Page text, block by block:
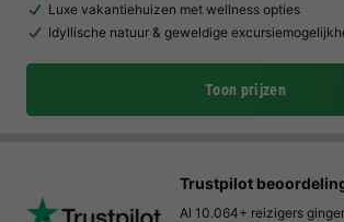
Luxe vakantiehuizen met wellness opties
Idyllische natuur & geweldige
Toon prijzen
Trustpilot
Al 10.064+ reizigers